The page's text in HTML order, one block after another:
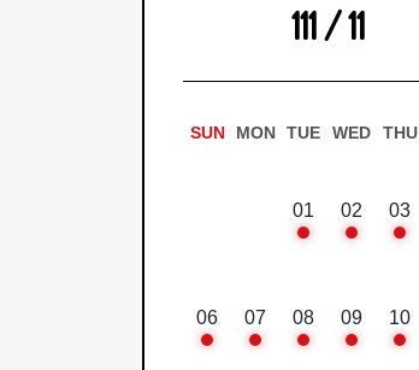
111 / 11
SUN MON TUE WED THU
01 02 03
06 07 08 09 10